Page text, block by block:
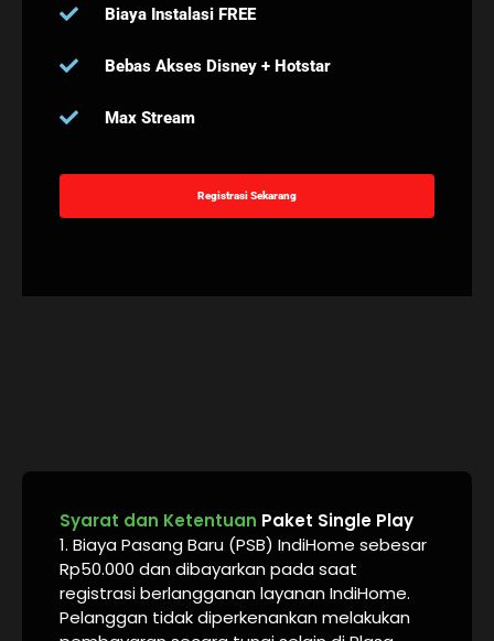
Biaya Instalasi FREE
Bebas Akses Disney + Hotstar
Max Stream
Registrasi Sekarang
Syarat dan Ketentuan Paket Single Play
1. Biaya Pasang Baru (PSB) IndiHome sebesar
Rp50.000 dan dibayarkan pada saat
registrasi berlangganan layanan IndiHome.
Pelanggan tidak diperkenankan melakukan